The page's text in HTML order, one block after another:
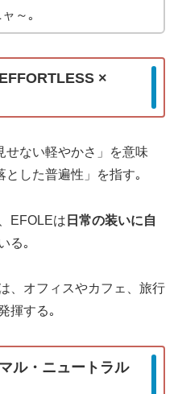
～｡
×
せない軽やかさ」を意味
とした普遍性」を指す｡
EFOLEは 日常の装いに自
る｡
、オフィスやカフェ、旅行
揮する｡
ル・ニュートラル